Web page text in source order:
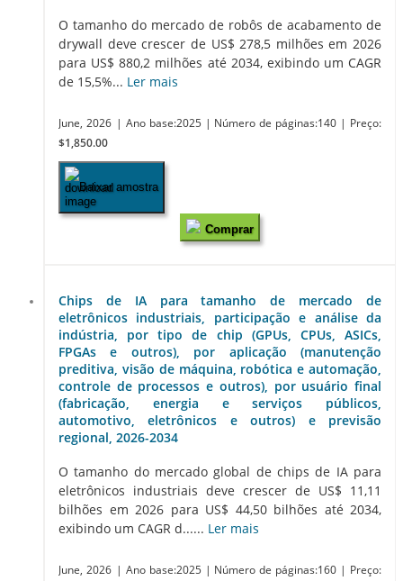
O tamanho do mercado de robôs de acabamento de
drywall deve crescer de US$ 278,5 milhões em 2026
para US$ 880,2 milhões até 2034, exibindo um CAGR
de 15,5%... Ler mais
June, 2026 | Ano base:2025 | Número de páginas:140 | Preço:
$1,850.00
Baixar amostra
Comprar
Chips de IA para tamanho de mercado de
eletrônicos industriais, participação e análise da
indústria, por tipo de chip (GPUs, CPUs, ASICs,
FPGAs e outros), por aplicação (manutenção
preditiva, visão de máquina, robótica e automação,
controle de processos e outros), por usuário final
(fabricação, energia e serviços públicos,
automotivo, eletrônicos e outros) e previsão
regional, 2026-2034
O tamanho do mercado global de chips de IA para
eletrônicos industriais deve crescer de US$ 11,11
bilhões em 2026 para US$ 44,50 bilhões até 2034,
exibindo um CAGR d...... Ler mais
June, 2026 | Ano base:2025 | Número de páginas:160 | Preço: